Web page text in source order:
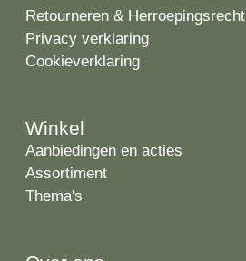
Retourneren & Herroepingsrecht
Privacy verklaring
Cookieverklaring
Winkel
Aanbiedingen en acties
Assortiment
Thema's